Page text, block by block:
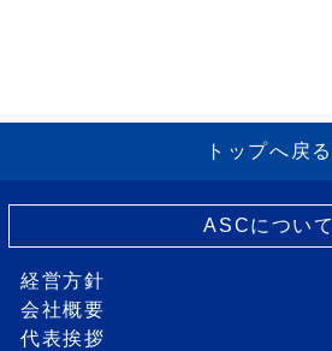
トップへ戻る
ASCについて
経営方針
会社概要
代表挨拶